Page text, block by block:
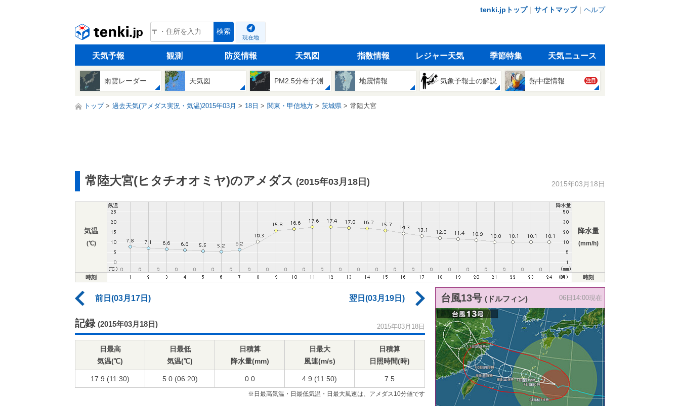
tenki.jpトップ｜ サイトマップ｜ ヘルプ
tenki.jp 検索
現在地
天気予報 観測 防災情報 天気図 指数情報 レジャー天気 季節特集 天気ニュース
雨雲レーダー 天気図 PM2.5分布予測 地震情報 気象予報士の解説 熱中症情報 注目
トップ 過去天気(アメダス実況・気温)2015年03月 18日 関東・甲信地方 茨城県 常陸大宮
常陸大宮(ヒタチオオミヤ)のアメダス (2015年03月18日) 2015年03月18日
気温
(℃)
降水量
(mm/h)
時刻 時刻
前日(03月17日) 翌日(03月19日)
記録 (2015年03月18日) 2015年03月18日
日最高
気温(℃)
日最低
気温(℃)
日積算
降水量(mm)
日最大
風速(m/s)
日積算
日照時間(時)
17.9 (11:30) 5.0 (06:20) 0.0 4.9 (11:50) 7.5
※日最高気温・日最低気温・日最大風速は、アメダス10分値です
台風13号 (ドルフィン) 06日14:00現在